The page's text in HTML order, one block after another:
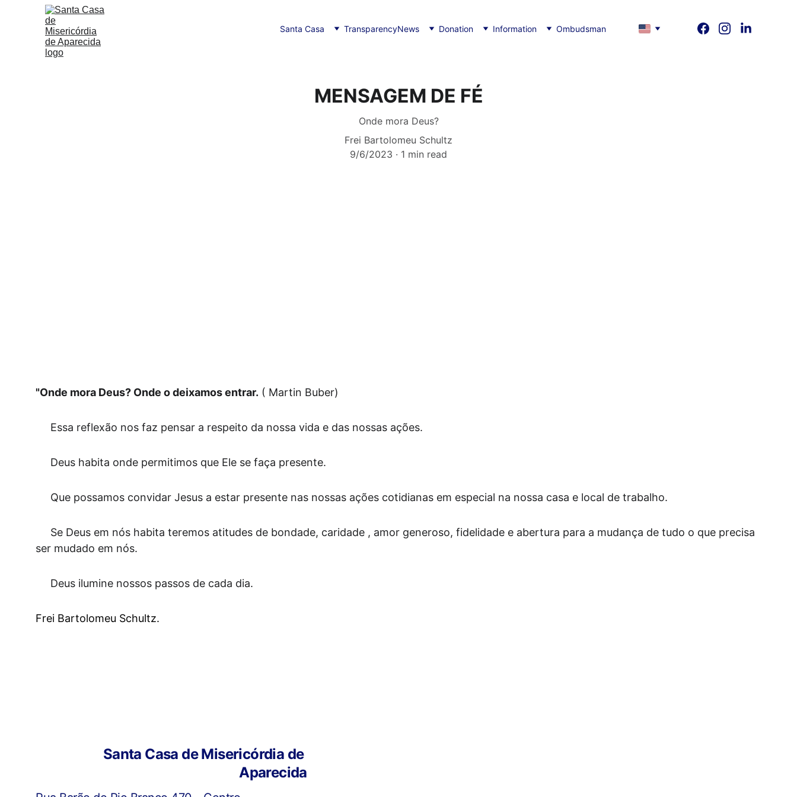
Santa Casa TransparencyNews Donation Information Ombudsman
MENSAGEM DE FÉ
Onde mora Deus?
Frei Bartolomeu Schultz
9/6/2023
1 min read
"Onde mora Deus? Onde o deixamos entrar. ( Martin Buber)
     Essa reflexão nos faz pensar a respeito da nossa vida e das nossas ações.
     Deus habita onde permitimos que Ele se faça presente.
     Que possamos convidar Jesus a estar presente nas nossas ações cotidianas em especial na nossa casa e local de trabalho.
ser mudado em nós.
     Deus ilumine nossos passos de cada dia.
Frei Bartolomeu Schultz.
Santa Casa de Misericórdia de
Aparecida